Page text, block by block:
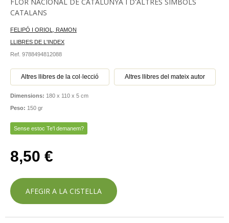
CATALANS
FELIPÓ I ORIOL, RAMON
LLIBRES DE L'INDEX
Ref. 9788494812088
Altres llibres de la col·lecció Altres llibres del mateix autor
Dimensions: 180 x 110 x 5 cm
Peso: 150 gr
Sense estoc Te'l demanem?
8,50 €
AFEGIR A LA CISTELLA